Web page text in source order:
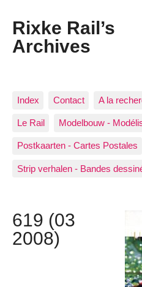
Rixke Rail’s
Archives
Index Contact A la
Le Rail Modelbouw -
Postkaarten - Cartes Postales
Strip verhalen - Bandes
619 (03
2008)